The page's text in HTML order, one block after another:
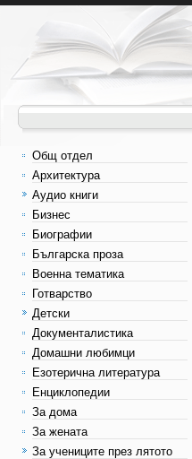
Общ отдел
Архитектура
Аудио книги
Бизнес
Биографии
Българска проза
Военна тематика
Готварство
Детски
Документалистика
Домашни любимци
Езотерична литература
Енциклопедии
За дома
За жената
За учениците през лятото